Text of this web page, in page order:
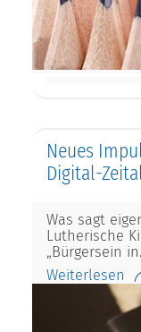
Neues
Digital-
Was sagt
Lutherische
„Bürgersein
Weiterlesen